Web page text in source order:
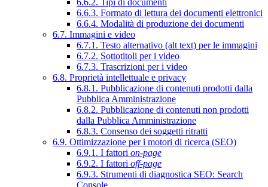
6.6.2. Tipi di documenti
6.6.3. Formato di lettura dei documenti elettronici
6.6.4. Modalità di produzione dei documenti
6.7. Immagini e video
6.7.1. Testo alternativo (alt text) per le immagini
6.7.2. Sottotitoli per i video
6.7.3. Trascrizioni per i video
6.8. Proprietà intellettuale e privacy
6.8.1. Pubblicazione di contenuti prodotti dalla
Pubblica Amministrazione
6.8.2. Pubblicazione di contenuti non prodotti
dalla Pubblica Amministrazione
6.8.3. Consenso dei soggetti ritratti
6.9. Ottimizzazione per i motori di ricerca (SEO)
6.9.1. I fattori on-page
6.9.2. I fattori off-page
6.9.3. Strumenti di diagnostica SEO: Search
Console